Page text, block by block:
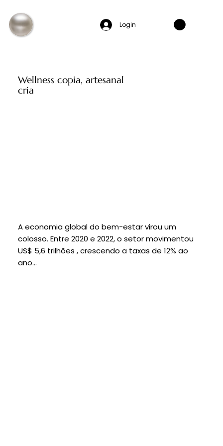
Login
Wellness copia, artesanal
cria
A economia global do bem-estar virou um
colosso. Entre 2020 e 2022, o setor movimentou
US$ 5,6 trilhões , crescendo a taxas de 12% ao
ano...